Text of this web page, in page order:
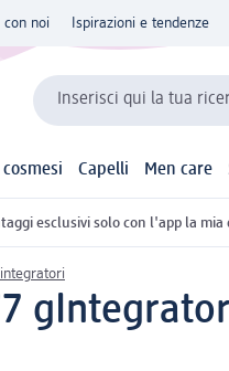
con noi Ispirazioni e tendenze
Inserisci qui la tua
Capelli Men care
esclusivi solo con l'app la mia
g